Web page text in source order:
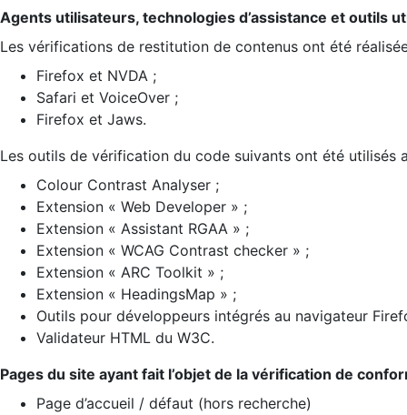
Agents utilisateurs, technologies d’assistance et outils
Les vérifications de restitution de contenus ont été
Firefox et NVDA ;
Safari et VoiceOver ;
Firefox et Jaws.
Les outils de vérification du code suivants ont été utilisés
Colour Contrast Analyser ;
Extension « Web Developer » ;
Extension « Assistant RGAA » ;
Extension « WCAG Contrast checker » ;
Extension « ARC Toolkit » ;
Extension « HeadingsMap » ;
Outils pour développeurs intégrés au navigateur
Validateur HTML du W3C.
Pages du site ayant fait l’objet de la vérification de
Page d’accueil / défaut (hors recherche)